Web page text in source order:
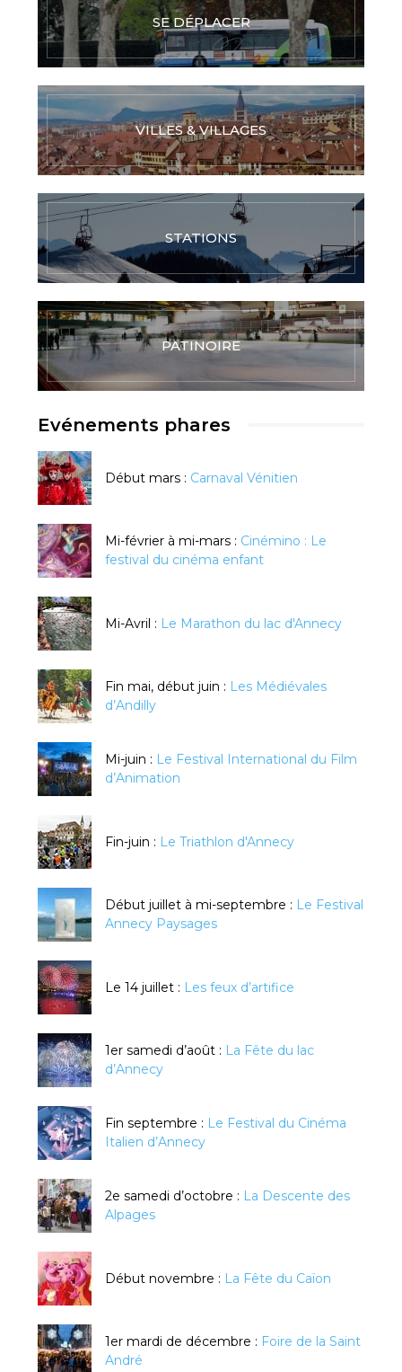
SE DÉPLACER
VILLES & VILLAGES
STATIONS
PATINOIRE
Evénements phares
Début mars : Carnaval Vénitien
Mi-février à mi-mars : Cinémino : Le
festival du cinéma enfant
Mi-Avril : Le Marathon du lac d'Annecy
Fin mai, début juin : Les Médiévales
d’Andilly
Mi-juin : Le Festival International du Film
d’Animation
Fin-juin : Le Triathlon d'Annecy
Début juillet à mi-septembre : Le Festival
Annecy Paysages
Le 14 juillet : Les feux d’artifice
1er samedi d’août : La Fête du lac
d’Annecy
Fin septembre : Le Festival du Cinéma
Italien d’Annecy
2e samedi d’octobre : La Descente des
Alpages
Début novembre : La Fête du Caïon
1er mardi de décembre : Foire de la Saint
André